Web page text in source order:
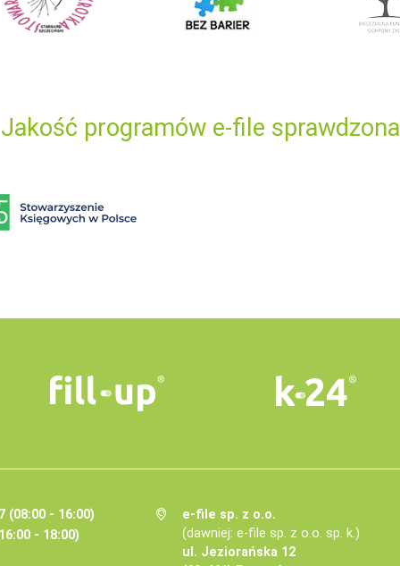
Jakość programów e-file
(08:00 - 16:00)
- 18:00)
e-file sp. z o.o.
(dawniej: e-file sp. z o.o. sp. k.)
ul. Jeziorańska 12